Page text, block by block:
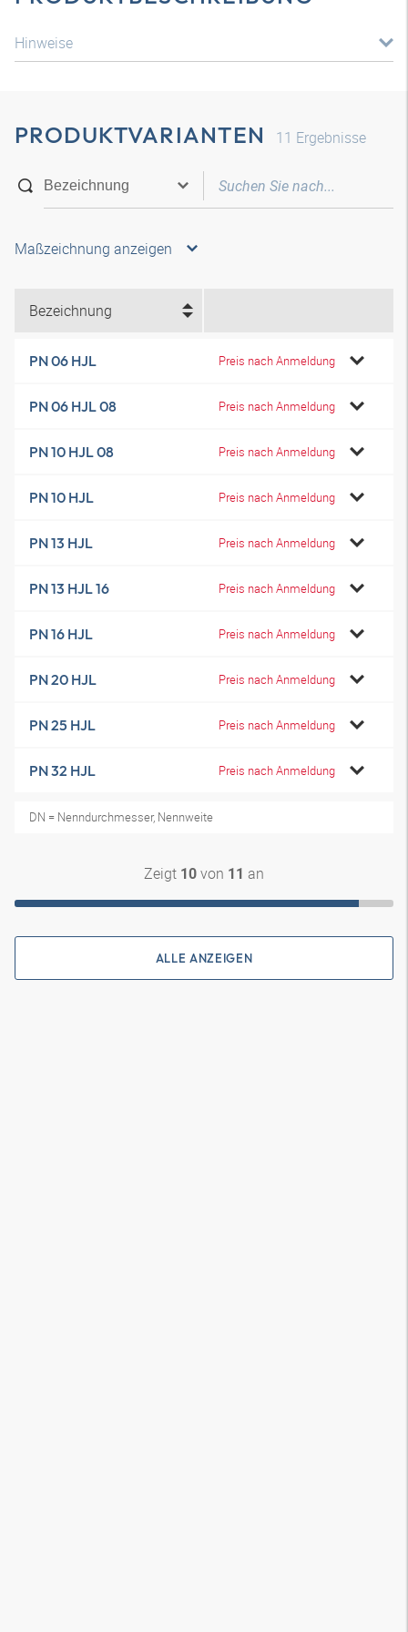
Hinweise
PRODUKTVARIANTEN 11 Ergebnisse
Maßzeichnung anzeigen
Bezeichnung
PN 06 HJL Preis nach Anmeldung
PN 06 HJL 08 Preis nach Anmeldung
PN 10 HJL 08 Preis nach Anmeldung
PN 10 HJL Preis nach Anmeldung
PN 13 HJL Preis nach Anmeldung
PN 13 HJL 16 Preis nach Anmeldung
PN 16 HJL Preis nach Anmeldung
PN 20 HJL Preis nach Anmeldung
PN 25 HJL Preis nach Anmeldung
PN 32 HJL Preis nach Anmeldung
DN = Nenndurchmesser, Nennweite
Zeigt 10 von 11 an
ALLE ANZEIGEN